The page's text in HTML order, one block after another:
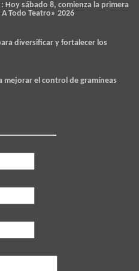
Hoy sábado 8, comienza la primera
Todo Teatro» 2026
diversificar y fortalecer los
mejorar el control de gramíneas